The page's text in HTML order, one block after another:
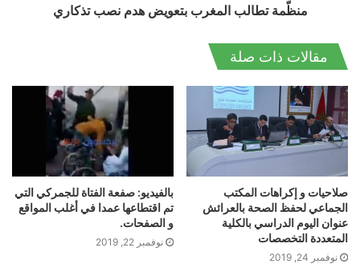
منظّمة تطالب المغرب بتعويض هدم نصب تذكاري
مقالات ذات صلة
صلاحيات و إكراهات المكتب
الجماعي لحفظ الصحة بالعرائش
عنوان اليوم الدراسي بالكلية
المتعددة التخصصات
نوفمبر 24, 2019
بالفيديو: صفعة الفتاة للجمركي التي
تم اقتطاعها عمدا في أغلب المواقع
و الصفحات.
نوفمبر 22, 2019